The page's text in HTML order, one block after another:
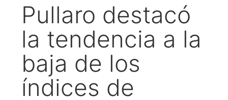
Pullaro destacó
la tendencia a la
baja de los
índices de